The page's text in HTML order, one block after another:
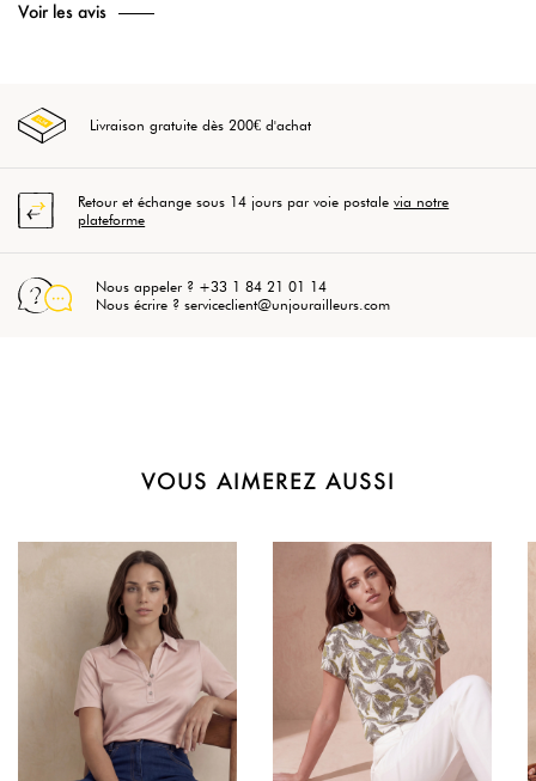
Voir les avis
Livraison gratuite dès 200€ d'achat
Retour et échange sous 14 jours par voie postalevia notre
plateforme
Nous appeler ? +33 1 84 21 01 14
Nous écrire ? serviceclient@unjourailleurs.com
VOUS AIMEREZ AUSSI